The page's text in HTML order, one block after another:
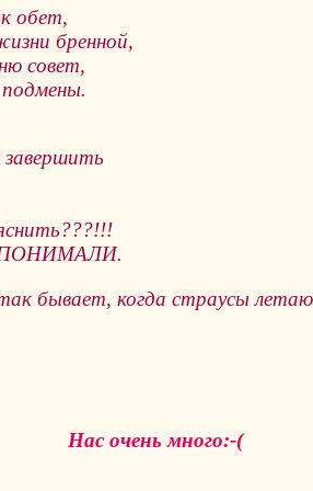
обет,
бренной,
совет,
бывает, когда страусы
Нас очень много:-(